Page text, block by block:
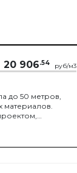
20 906.54 руб/м3
до 50 метров,
материалов.